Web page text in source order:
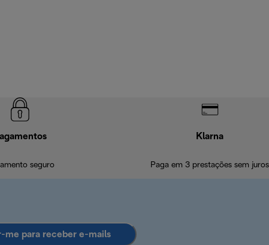
seguro
Klarna
Paga em 3 prestações sem juros
me para receber e-mails